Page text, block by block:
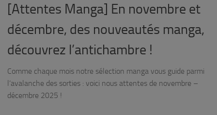
[Attentes Manga] En novembre et
décembre, des nouveautés manga,
découvrez l’antichambre !
Comme chaque mois notre sélection manga vous guide parmi
l’avalanche des sorties : voici nous attentes de novembre –
décembre 2025 !